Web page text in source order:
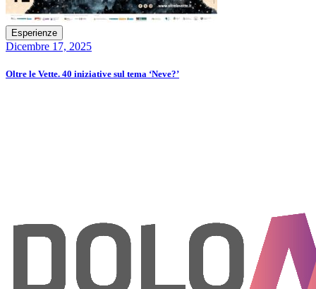
Esperienze
Dicembre 17, 2025
Oltre le Vette. 40 iniziative sul tema ‘Neve?’